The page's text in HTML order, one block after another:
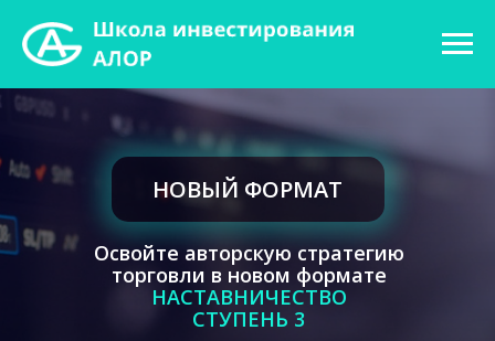
Освойте авторскую стратегию
торговли в новом формате
НАСТАВНИЧЕСТВО
СТУПЕНЬ 3
НОВЫЙ ФОРМАТ